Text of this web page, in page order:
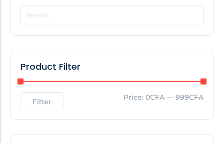
POPULAR THIS WEEK
No Posts Found!
No Posts Found!
Product Filter
Filter Price: 0CFA — 999CFA